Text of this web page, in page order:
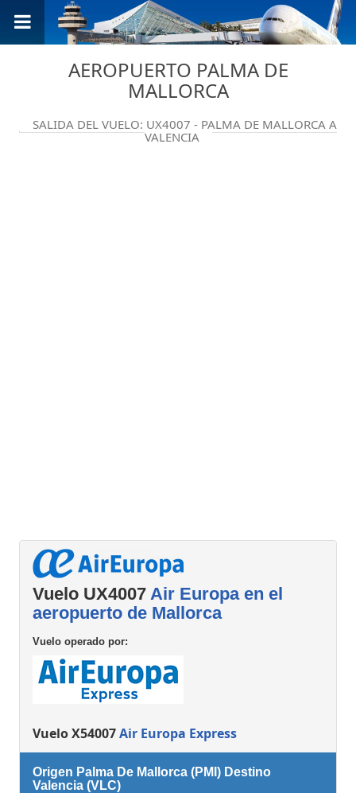
AEROPUERTO PALMA DE
MALLORCA
SALIDA DEL VUELO: UX4007 - PALMA DE MALLORCA A
VALENCIA
Vuelo UX4007 Air Europa en el
aeropuerto de Mallorca
Vuelo operado por:
Vuelo X54007Air Europa Express
Origen Palma De Mallorca (PMI) Destino
Valencia (VLC)